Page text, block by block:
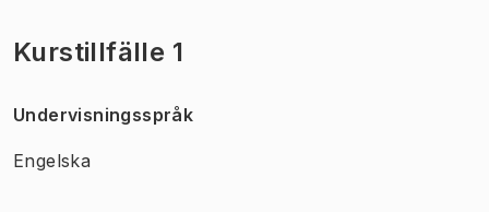
Kurstillfälle 1
Undervisningsspråk
Engelska